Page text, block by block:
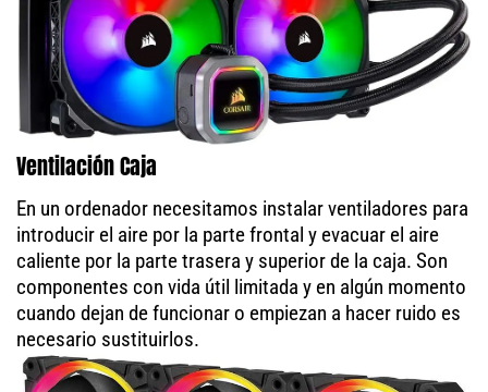
Ventilación Caja
En un ordenador necesitamos instalar ventiladores para
introducir el aire por la parte frontal y evacuar el aire
caliente por la parte trasera y superior de la caja. Son
componentes con vida útil limitada y en algún momento
cuando dejan de funcionar o empiezan a hacer ruido es
necesario sustituirlos.